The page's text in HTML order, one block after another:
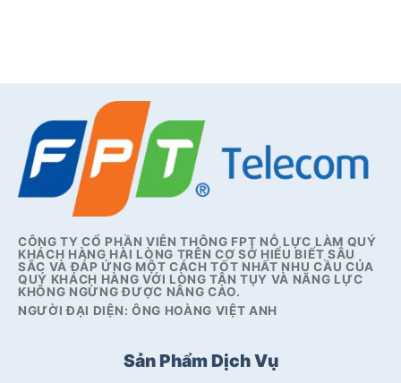
CÔNG TY CỔ PHẦN VIỄN THÔNG FPT NỖ LỰC LÀM QUÝ
KHÁCH HÀNG HÀI LÒNG TRÊN CƠ SỞ HIỂU BIẾT SÂU
SẮC VÀ ĐÁP ỨNG MỘT CÁCH TỐT NHẤT NHU CẦU CỦA
QUÝ KHÁCH HÀNG VỚI LÒNG TẬN TỤY VÀ NĂNG LỰC
KHÔNG NGỪNG ĐƯỢC NÂNG CAO.
NGƯỜI ĐẠI DIỆN: ÔNG HOÀNG VIỆT ANH
Sản Phẩm Dịch Vụ